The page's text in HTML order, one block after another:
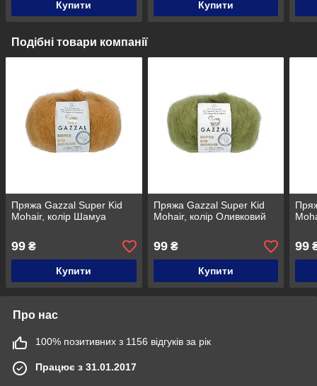
Купити Купити
Подібні товари компанії
Пряжа Gazzal Super Kid
Mohair, колір Шамуа
99 ₴
Купити
Пряжа Gazzal Super Kid
Mohair, колір Оливковий
99₴
Купити
99
Про нас
100% позитивних з 1156 відгуків за рік
Працює з 31.01.2017